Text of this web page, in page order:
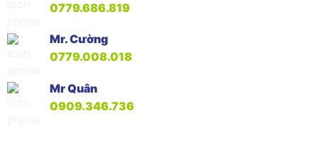
0779.686.819
Mr. Cường
0779.008.018
Mr Quân
0909.346.736